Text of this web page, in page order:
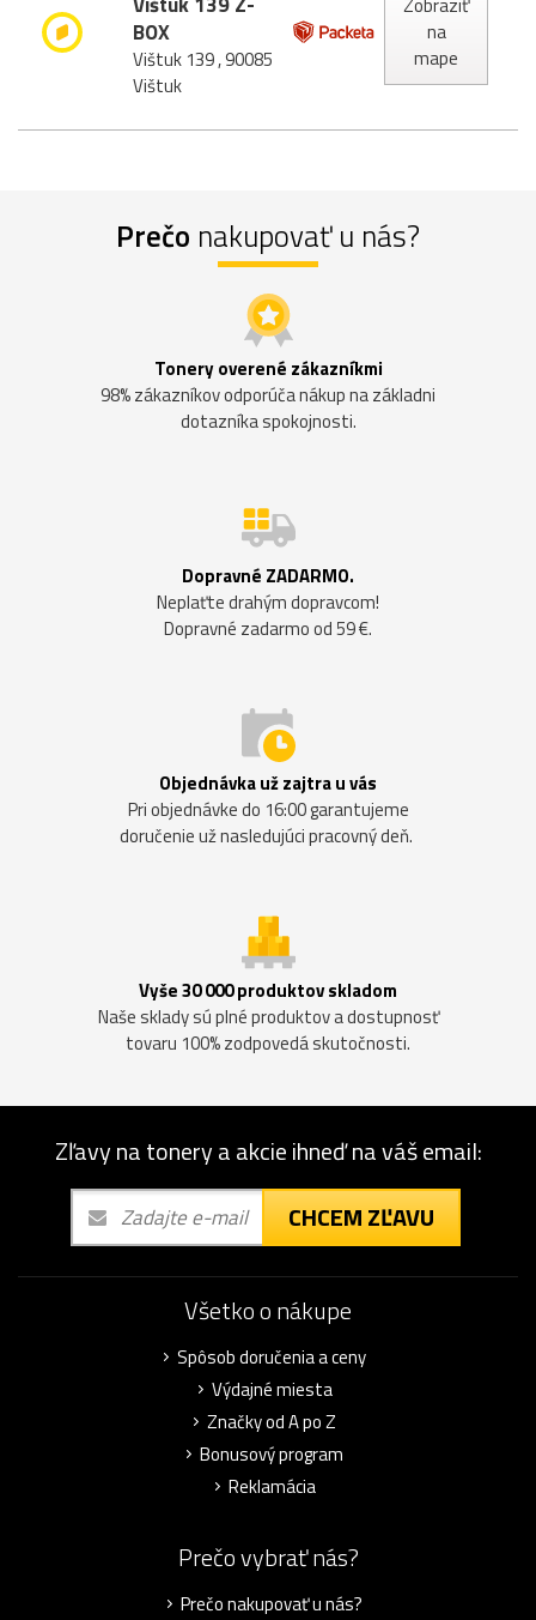
BOX
Vištuk 139 , 90085
Vištuk
na
mape
Prečo nakupovať u nás?
Tonery overené zákazníkmi
98% zákazníkov odporúča nákup na základni
dotazníka spokojnosti.
Dopravné ZADARMO.
Neplaťte drahým dopravcom!
Dopravné zadarmo od 59 €.
Objednávka už zajtra u vás
Pri objednávke do 16:00 garantujeme
doručenie už nasledujúci pracovný deň.
Vyše 30 000 produktov skladom
Naše sklady sú plné produktov a dostupnosť
tovaru 100% zodpovedá skutočnosti.
Zľavy na tonery a akcie ihneď na váš email:
CHCEM ZĽAVU
Všetko o nákupe
Spôsob doručenia a ceny
Výdajné miesta
Značky od A po Z
Bonusový program
Reklamácia
Prečo vybrať nás?
Prečo nakupovať u nás?